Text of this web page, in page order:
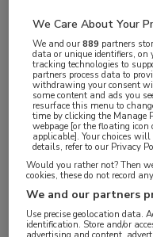
Vakgebieden:
Huisartsgeneeskunde,
Aandachtsgebieden:
Neuro-oncologie
Tags:
anticonceptie,
We Care About Your
We and our889 partners
data or unique identifiers, on
tracking technologies to
partners process data to
withdrawing your consent
some content and ads you
resurface this menu to
time by clicking the Manage
webpage [or the floating
applicable]. Your choices
details, refer to our Privacy
Would you rather not? Then
cookies, these do not record
We and our partners
Use precise geolocation data.
identification. Store and/or